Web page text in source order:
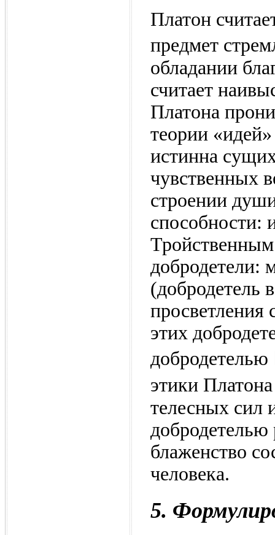
Платон
предмет
обладании
считает
Платона
теории
истинна
чувственных
строении
способности:
добродетели:
(добродетель
просветления
этих
этики
телесных сил
добродетелью
блаженство
человека.
5.